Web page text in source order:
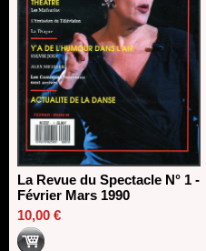
La Revue du Spectacle N° 1 -
Février Mars 1990
10,00 €